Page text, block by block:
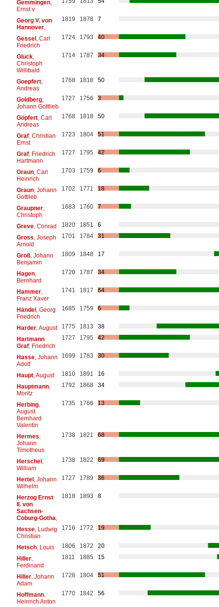
Gemmingen,
Ernst v.
Georg V. von
Hannover,
1819 1878 7
Gessel, Carl
Friedrich
1724 1793 40
Gluck,
Christoph
Willibald
1714 1787 34
Goepfert,
Andreas
1768 1818 50
Goldberg,
Johann Gottlieb
1727 1756 3
Göpfert, Carl
Andreas
1768 1818 50
Graf, Christian
Ernst
1723 1804 51
Graf, Friedrich
Hartmann
1727 1795 42
Graun, Carl
Heinrich
1703 1759 6
Graun, Johann
Gottlieb
1702 1771 18
Graupner,
Christoph
1683 1760 7
Greve, Conrad 1820 1851
6
Gross , Joseph
Arnold
1701 1784 31
Groß, Johann
Benjamin
1809 1848 17
Hagen,
Bernhard
1720 1787 34
Hammer,
Franz Xaver
1741 1817 64
Händel, Georg
Friedrich
1685 1759 6
Harder, August 1775 1813
38
Hartmann
Graf, Friedrich
1727 1795 42
Hasse, Johann
Adolf
1699 1783 30
Haupt, August 1810 1891
16
Hauptmann,
Moritz
1792 1868 34
Herbing,
August
Bernhard
Valentin
1735 1766 13
Hermes
Johann
Timotheus
1738 1821 68
Herschel,
William
1738 1822 69
Hertel, Johann
Wilhelm
1727 1789 36
Herzog Ernst
II. von
Sachsen-
Coburg-Gotha
1818 1893 8
Hesse, Ludwig
Christian
1716 1772 19
Hetsch, Louis 1806 1872
20
Hiller,
Ferdinand
1811 1885 15
Hiller, Johann
Adam
1728 1804 51
Hoffmann,
Heinrich Anton
1770 1842 56